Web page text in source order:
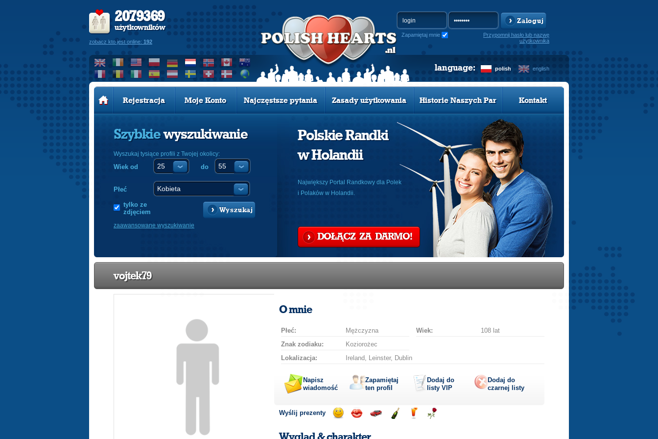
2079369
użytkowników
zobacz kto jest online: 192
Zaloguj
Zapamiętaj mnie
Przypomnij hasło lub nazwę
użytkownika
polish english
language:
Rejestracja Moje Konto Najczęstsze pytania Zasady użytkowania Historie Naszych Par Kontakt
Szybkiewyszukiwanie
Wyszukaj tysiące profili z Twojej okolicy:
Wiek od do
Płeć
tylko ze
zdjęciem
Wyszukaj
zaawansowane wyszukiwanie
Polskie Randki
w Holandii
Największy Portal Randkowy dla Polek
i Polaków w Holandii.
DOŁĄCZ ZA DARMO!
vojtek79
O mnie
Płeć: Mężczyzna Wiek:
108 lat
Znak zodiaku:
Koziorożec
Lokalizacja:
Ireland, Leinster, Dublin
Napisz
wiadomość
Zapamiętaj
ten profil
Dodaj do
listy VIP
Dodaj do
czarnej listy
Wyślij prezenty
uśmiechbuziaka